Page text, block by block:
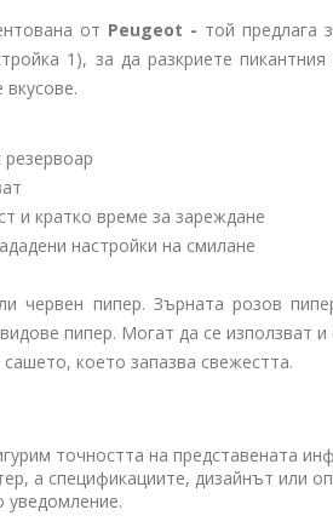
от Peugeot - той предлага
1), за да разкриете
и кратко време за зареждане
настройки на смилане
червен пипер. Зърната розов
пипер. Могат да се използват
което запазва свежестта.
точността на представената
а спецификациите, дизайнът или
уведомление.